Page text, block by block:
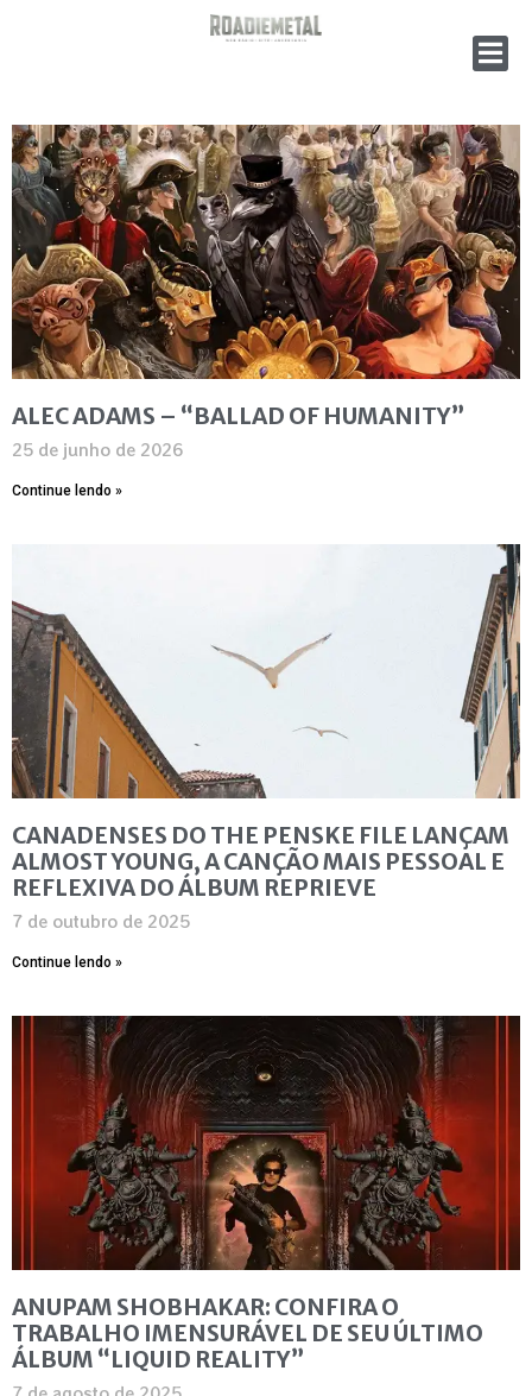
ALEC ADAMS – “BALLAD OF HUMANITY”
25 de junho de 2026
Continue lendo »
CANADENSES DO THE PENSKE FILE LANÇAM
ALMOST YOUNG, A CANÇÃO MAIS PESSOAL E
REFLEXIVA DO ÁLBUM REPRIEVE
7 de outubro de 2025
Continue lendo »
ANUPAM SHOBHAKAR: CONFIRA O
TRABALHO IMENSURÁVEL DE SEU ÚLTIMO
ÁLBUM “LIQUID REALITY”